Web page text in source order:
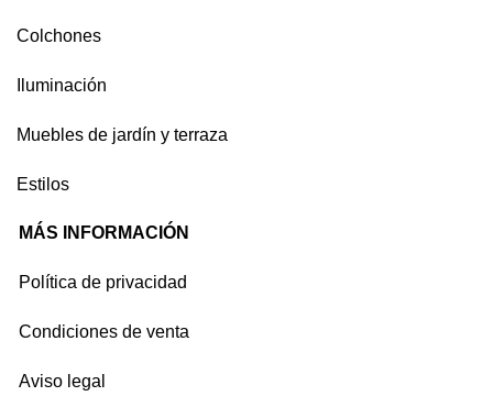
Colchones
Iluminación
Muebles de jardín y terraza
Estilos
MÁS INFORMACIÓN
Política de privacidad
Condiciones de venta
Aviso legal